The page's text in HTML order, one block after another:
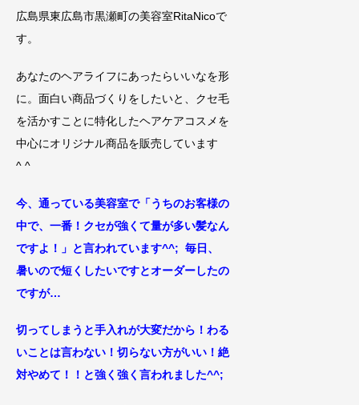
広島県東広島市黒瀬町の美容室RitaNicoで
す。
あなたのヘアライフにあったらいいなを形
に。面白い商品づくりをしたいと、クセ毛
を活かすことに特化したヘアケアコスメを
中心にオリジナル商品を販売しています
^ ^
今、通っている美容室で「うちのお客様の
中で、 一番！クセが強くて量が多い髪なん
ですよ！」 と言われています^^; 毎日、
暑いので短くしたいですとオーダーしたの
ですが…
切ってしまうと手入れが大変だから！わる
いことは言わない！切らない方がいい！絶
対やめて！！と強く強く言われました^^;